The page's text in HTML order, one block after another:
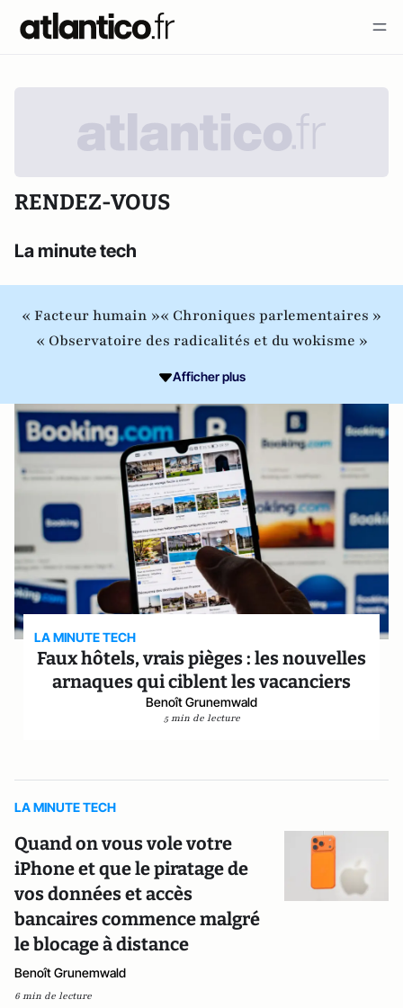
RENDEZ-VOUS
La minute tech
« Facteur humain »« Chroniques parlementaires »
« Observatoire des radicalités et du wokisme »
Afficher plus
LA MINUTE TECH
Faux hôtels, vrais pièges : les nouvelles
arnaques qui ciblent les vacanciers
Benoît Grunemwald
5 min de lecture
LA MINUTE TECH
Quand on vous vole votre
iPhone et que le piratage de
vos données et accès
bancaires commence malgré
le blocage à distance
Benoît Grunemwald
6 min de lecture